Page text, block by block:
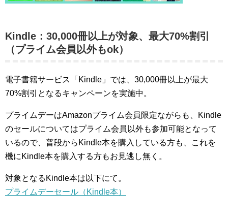
Kindle：30,000冊以上が対象、最大70%割引
（プライム会員以外もok）
電子書籍サービス「Kindle」では、30,000冊以上が最大
70%割引となるキャンペーンを実施中。
プライムデーはAmazonプライム会員限定ながらも、Kindle
のセールについてはプライム会員以外も参加可能となって
いるので、普段からKindle本を購入している方も、これを
機にKindle本を購入する方もお見逃し無く。
対象となるKindle本は以下にて。
プライムデーセール（Kindle本）